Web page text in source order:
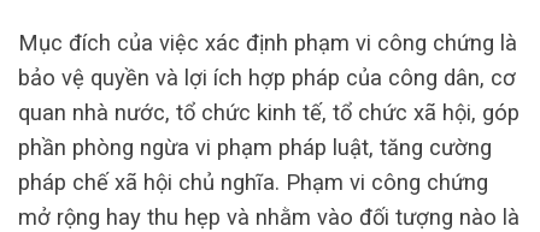
Mục đích của việc xác định phạm vi công chứng là
bảo vệ quyền và lợi ích hợp pháp của công dân, cơ
quan nhà nước, tổ chức kinh tế, tổ chức xã hội, góp
phần phòng ngừa vi phạm pháp luật, tăng cường
pháp chế xã hội chủ nghĩa. Phạm vi công chứng
mở rộng hay thu hẹp và nhằm vào đối tượng nào là